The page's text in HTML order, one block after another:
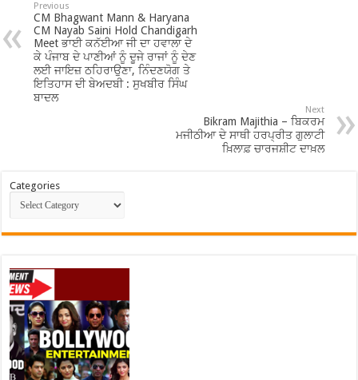
Previous
CM Bhagwant Mann & Haryana
CM Nayab Saini Hold Chandigarh
Meet ਭਾਈ ਕਨੱਈਆ ਜੀ ਦਾ ਹਵਾਲਾ ਦੇ
ਕੇ ਪੰਜਾਬ ਦੇ ਪਾਣੀਆਂ ਨੂੰ ਦੂਜੇ ਰਾਜਾਂ ਨੂੰ ਦੇਣ
ਲਈ ਜਾਇਜ਼ ਠਹਿਰਾਉਣਾ, ਨਿੰਦਣਯੋਗ ਤੇ
ਇਤਿਹਾਸ ਦੀ ਬੇਅਦਬੀ : ਸੁਖਬੀਰ ਸਿੰਘ
ਬਾਦਲ
Next
Bikram Majithia – ਬਿਕਰਮ
ਮਜੀਠੀਆ ਦੇ ਸਾਥੀ ਹਰਪ੍ਰੀਤ ਗੁਲਾਟੀ
ਖ਼ਿਲਾਫ਼ ਚਾਰਜਸ਼ੀਟ ਦਾਖ਼ਲ
Categories